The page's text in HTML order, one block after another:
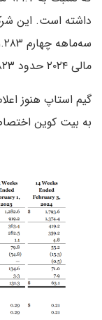
داشته است. این
مالی ۲۰۲۴ حدود ۳.۸۲۳ میلیارد دلار درآمد ثبت کرده است.
گیم استاپ هنوز
به بیت کوین